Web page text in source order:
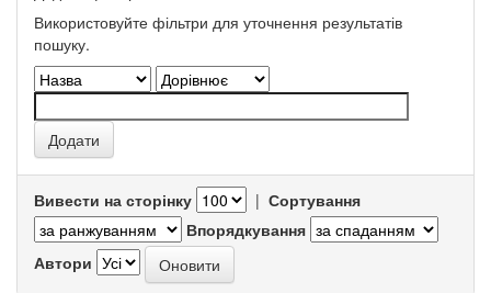
Використовуйте фільтри для уточнення результатів
пошуку.
Вивести на сторінку | Сортування
Впорядкування
Автори